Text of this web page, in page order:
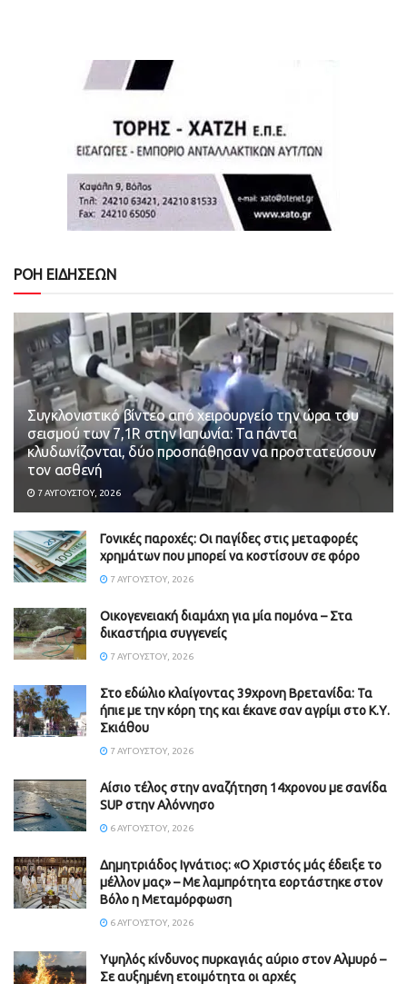
ΡΟΗ ΕΙΔΗΣΕΩΝ
Συγκλονιστικό βίντεο από χειρουργείο την ώρα του
σεισμού των 7,1R στην Ιαπωνία: Τα πάντα
κλυδωνίζονται, δύο προσπάθησαν να προστατεύσουν
τον ασθενή
7 ΑΥΓΟΎΣΤΟΥ, 2026
Γονικές παροχές: Οι παγίδες στις μεταφορές
χρημάτων που μπορεί να κοστίσουν σε φόρο
7 ΑΥΓΟΎΣΤΟΥ, 2026
Οικογενειακή διαμάχη για μία πομόνα – Στα
δικαστήρια συγγενείς
7 ΑΥΓΟΎΣΤΟΥ, 2026
Στο εδώλιο κλαίγοντας 39χρονη Βρετανίδα: Τα
ήπιε με την κόρη της και έκανε σαν αγρίμι στο Κ.Υ.
Σκιάθου
7 ΑΥΓΟΎΣΤΟΥ, 2026
Αίσιο τέλος στην αναζήτηση 14χρονου με σανίδα
SUP στην Αλόννησο
6 ΑΥΓΟΎΣΤΟΥ, 2026
Δημητριάδος Ιγνάτιος: «Ο Χριστός μάς έδειξε το
μέλλον μας» – Με λαμπρότητα εορτάστηκε στον
Βόλο η Μεταμόρφωση
6 ΑΥΓΟΎΣΤΟΥ, 2026
Υψηλός κίνδυνος πυρκαγιάς αύριο στον Αλμυρό –
Σε αυξημένη ετοιμότητα οι αρχές